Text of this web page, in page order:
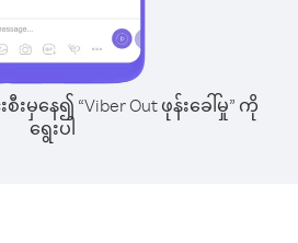
းမှနေ၍ “Viber Out ဖုန်းခေါ်မှု” ကို
ရွေးပါ